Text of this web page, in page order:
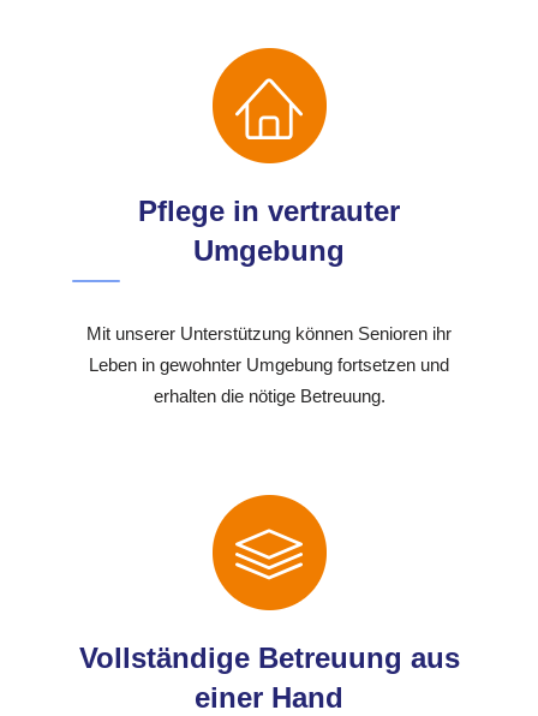
Pflege in vertrauter
Umgebung
Mit unserer Unterstützung können Senioren ihr
Leben in gewohnter Umgebung fortsetzen und
erhalten die nötige Betreuung.
Vollständige Betreuung aus
einer Hand